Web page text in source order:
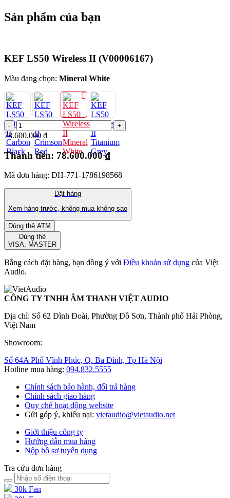
Sản phẩm của bạn
KEF LS50 Wireless II (V00006167)
Màu đang chọn: Mineral White
78.600.000 ₫
Thành tiền: 78.600.000 ₫
Mã đơn hàng: DH-771-1786198568
Đặt hàng
Xem hàng trước, không mua không sao
Dùng thẻ ATM
Dùng thẻ
VISA, MASTER
Bằng cách đặt hàng, bạn đồng ý với Điều khoản sử dụng của Việt
Audio.
CÔNG TY TNHH ÂM THANH VIỆT AUDIO
Địa chỉ: Số 62 Đình Đoài, Phường Đồ Sơn, Thành phố Hải Phòng,
Việt Nam
Showroom:
Số 64A Phố Vĩnh Phúc, Q. Ba Đình, Tp Hà Nội
Hotline mua hàng: 094.832.5555
Chính sách bảo hành, đổi trả hàng
Chính sách giao hàng
Quy chế hoạt động website
Gửi góp ý, khiếu nại: vietaudio@vietaudio.net
Giới thiệu công ty
Hướng dẫn mua hàng
Nộp hồ sơ tuyển dụng
Tra cứu đơn hàng
30k Fan